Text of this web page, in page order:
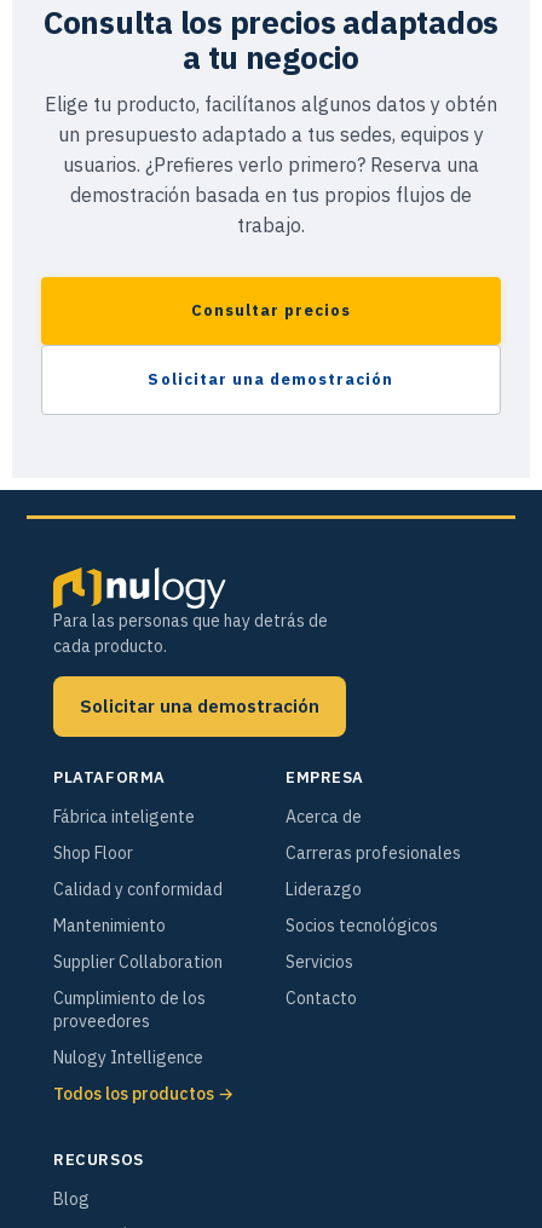
Consulta los precios adaptados
a tu negocio
Elige tu producto, facilítanos algunos datos y obtén
un presupuesto adaptado a tus sedes, equipos y
usuarios. ¿Prefieres verlo primero? Reserva una
demostración basada en tus propios flujos de
trabajo.
Consultar precios
Solicitar una demostración
Para las personas que hay detrás de
cada producto.
Solicitar una demostración
PLATAFORMA
Fábrica inteligente
Shop Floor
Calidad y conformidad
Mantenimiento
Supplier Collaboration
Cumplimiento de los
proveedores
Nulogy Intelligence
Todos los productos →
EMPRESA
Acerca de
Carreras profesionales
Liderazgo
Socios tecnológicos
Servicios
Contacto
RECURSOS
Blog